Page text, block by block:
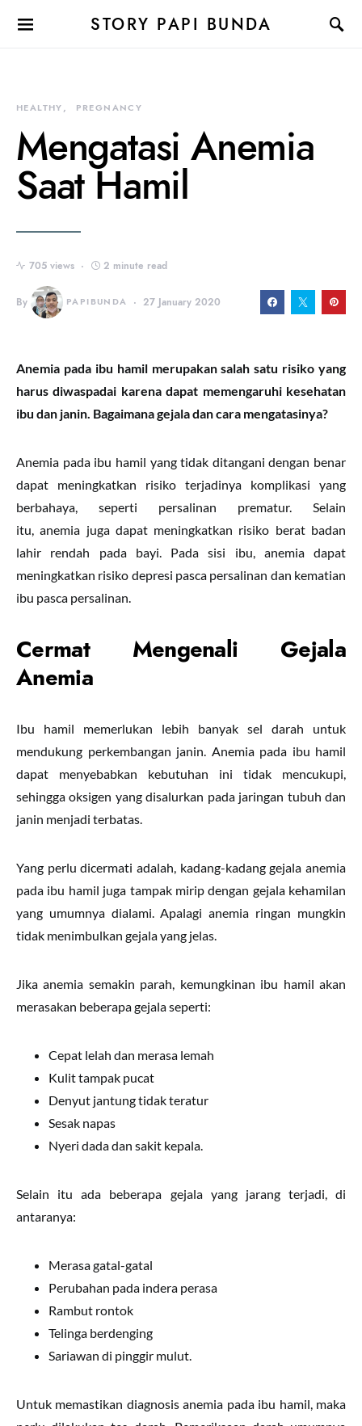
STORY PAPI BUNDA
HEALTHY PREGNANCY
Mengatasi Anemia
Saat Hamil
705 views 2 minute read
By PAPIBUNDA 27 January 2020
Anemia pada ibu hamil merupakan salah satu risiko yang
harus diwaspadai karena dapat memengaruhi kesehatan
ibu dan janin. Bagaimana gejala dan cara mengatasinya?
Anemia pada ibu hamil yang tidak ditangani dengan benar
dapat meningkatkan risiko terjadinya komplikasi yang
berbahaya, seperti persalinan prematur. Selain
itu, anemia juga dapat meningkatkan risiko berat badan
lahir rendah pada bayi. Pada sisi ibu, anemia dapat
meningkatkan risiko depresi pasca persalinan dan kematian
ibu pasca persalinan.
Cermat Mengenali Gejala
Anemia
Ibu hamil memerlukan lebih banyak sel darah untuk
mendukung perkembangan janin. Anemia pada ibu hamil
dapat menyebabkan kebutuhan ini tidak mencukupi,
sehingga oksigen yang disalurkan pada jaringan tubuh dan
janin menjadi terbatas.
Yang perlu dicermati adalah, kadang-kadang gejala anemia
pada ibu hamil juga tampak mirip dengan gejala kehamilan
yang umumnya dialami. Apalagi anemia ringan mungkin
tidak menimbulkan gejala yang jelas.
Jika anemia semakin parah, kemungkinan ibu hamil akan
merasakan beberapa gejala seperti:
Cepat lelah dan merasa lemah
Kulit tampak pucat
Denyut jantung tidak teratur
Sesak napas
Nyeri dada dan sakit kepala.
Selain itu ada beberapa gejala yang jarang terjadi, di
antaranya:
Merasa gatal-gatal
Perubahan pada indera perasa
Rambut rontok
Telinga berdenging
Sariawan di pinggir mulut.
Untuk memastikan diagnosis anemia pada ibu hamil, maka